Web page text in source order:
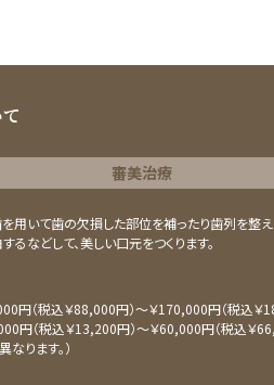
審美治療
⽤いて⻭の⽋損した部位を補ったり⻭列を整
るなどして、美しい⼝元をつくります。
円（税込￥88,000円）〜￥170,000円（税込￥
円（税込￥13,200円）〜￥60,000円（税込￥
ります。）